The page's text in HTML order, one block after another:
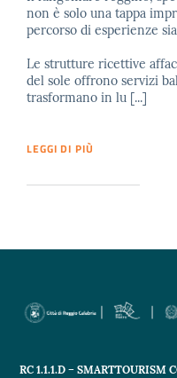
non è solo una tappa
percorso di esperienze
Le strutture ricettive
del sole offrono servizi
trasformano in lu [...]
LEGGI DI PIÙ
RC 1.1.1.D – SMARTTOURISM